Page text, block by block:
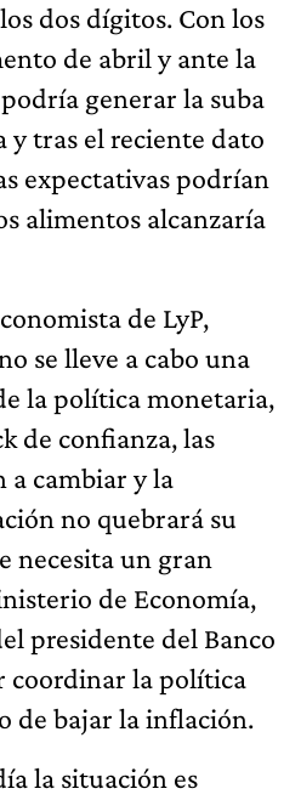
dos dígitos. Con los
de abril y ante la
generar la suba
y tras el reciente dato
expectativas podrían
alimentos alcanzaría
de LyP,
se lleve a cabo una
la política monetaria,
de confianza, las
a cambiar y la
no quebrará su
necesita un gran
de Economía,
presidente del Banco
coordinar la política
de bajar la inflación.
la situación es